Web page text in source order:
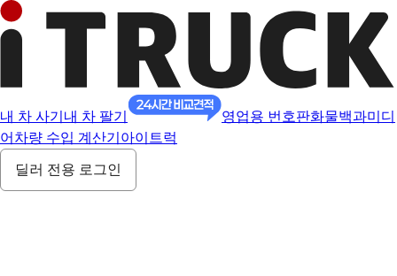
내 차 사기 내 차 팔기 영업용 번호판화물백과미디
어 차량 수입 계산기 아이트럭
딜러 전용 로그인